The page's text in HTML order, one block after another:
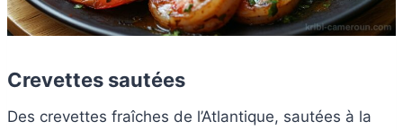
Crevettes sautées
Des crevettes fraîches de l’Atlantique, sautées à la